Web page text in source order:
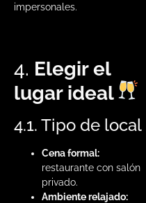
impersonales.
4. Elegir el
lugar ideal
4.1. Tipo de local
Cena formal:
restaurante con salón
privado.
Ambiente relajado: